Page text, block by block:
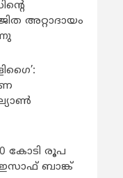
അറ്റാദായം
കോടി രൂപ
ഇസാഫ് ബാങ്ക്